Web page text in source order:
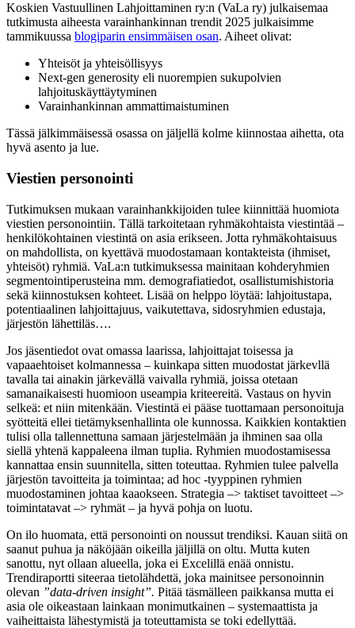
Koskien Vastuullinen Lahjoittaminen ry:n (VaLa ry) julkaisemaa
tutkimusta aiheesta varainhankinnan trendit 2025 julkaisimme
tammikuussa blogiparin ensimmäisen osan. Aiheet olivat:
Yhteisöt ja yhteisöllisyys
Next-gen generosity eli nuorempien sukupolvien
lahjoituskäyttäytyminen
Varainhankinnan ammattimaistuminen
Tässä jälkimmäisessä osassa on jäljellä kolme kiinnostaa aihetta, ota
hyvä asento ja lue.
Viestien personointi
Tutkimuksen mukaan varainhankkijoiden tulee kiinnittää huomiota
viestien personointiin. Tällä tarkoitetaan ryhmäkohtaista viestintää –
henkilökohtainen viestintä on asia erikseen. Jotta ryhmäkohtaisuus
on mahdollista, on kyettävä muodostamaan kontakteista (ihmiset,
yhteisöt) ryhmiä. VaLa:n tutkimuksessa mainitaan kohderyhmien
segmentointiperusteina mm. demografiatiedot, osallistumishistoria
sekä kiinnostuksen kohteet. Lisää on helppo löytää: lahjoitustapa,
potentiaalinen lahjoittajuus, vaikutettava, sidosryhmien edustaja,
järjestön lähettiläs….
Jos jäsentiedot ovat omassa laarissa, lahjoittajat toisessa ja
vapaaehtoiset kolmannessa – kuinkapa sitten muodostat järkevllä
tavalla tai ainakin järkevällä vaivalla ryhmiä, joissa otetaan
samanaikaisesti huomioon useampia kriteereitä. Vastaus on hyvin
selkeä: et niin mitenkään. Viestintä ei pääse tuottamaan personoituja
syötteitä ellei tietämyksenhallinta ole kunnossa. Kaikkien kontaktien
tulisi olla tallennettuna samaan järjestelmään ja ihminen saa olla
siellä yhtenä kappaleena ilman tuplia. Ryhmien muodostamisessa
kannattaa ensin suunnitella, sitten toteuttaa. Ryhmien tulee palvella
järjestön tavoitteita ja toimintaa; ad hoc -tyyppinen ryhmien
muodostaminen johtaa kaaokseen. Strategia –> taktiset tavoitteet –>
toimintatavat –> ryhmät – ja hyvä pohja on luotu.
On ilo huomata, että personointi on noussut trendiksi. Kauan siitä on
saanut puhua ja näköjään oikeilla jäljillä on oltu. Mutta kuten
sanottu, nyt ollaan alueella, joka ei Excelillä enää onnistu.
Trendiraportti siteeraa tietolähdettä, joka mainitsee personoinnin
olevan ”data-driven insight”. Pitää täsmälleen paikkansa mutta ei
asia ole oikeastaan lainkaan monimutkainen – systemaattista ja
vaiheittaista lähestymistä ja toteuttamista se toki edellyttää.